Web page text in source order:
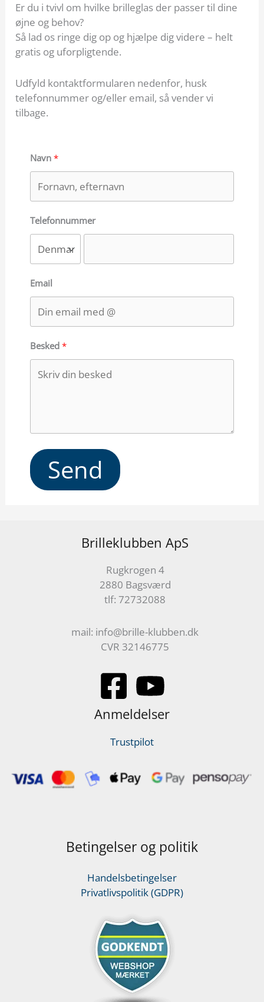
Er du i tvivl om hvilke brilleglas der passer til dine
øjne og behov?
Så lad os ringe dig op og hjælpe dig videre – helt
gratis og uforpligtende.
Udfyld kontaktformularen nedenfor, husk
telefonnummer og/eller email, så vender vi
tilbage.
Navn
Telefonnummer
Email
Besked
Send
Brilleklubben ApS
Rugkrogen 4
2880 Bagsværd
tlf: 72732088
mail: info@brille-klubben.dk
CVR 32146775
Anmeldelser
Trustpilot
Betingelser og politik
Handelsbetingelser
Privatlivspolitik (GDPR)